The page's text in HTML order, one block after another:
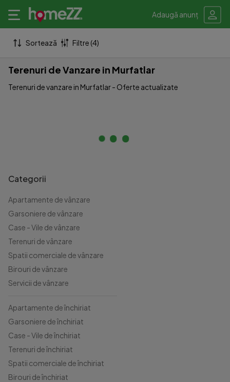
Adaugă anunț
Sortează Filtre (4)
Terenuri de Vanzare in Murfatlar
Terenuri de vanzare in Murfatlar - Oferte actualizate
Categorii
Apartamente de vânzare
Garsoniere de vânzare
Case - Vile de vânzare
Terenuri de vânzare
Spatii comerciale de vânzare
Birouri de vânzare
Servicii de vânzare
Apartamente de închiriat
Garsoniere de închiriat
Case - Vile de închiriat
Terenuri de închiriat
Spatii comerciale de închiriat
Birouri de închiriat